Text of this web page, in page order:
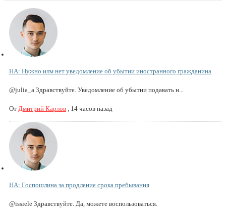
НА: Нужно илм нет уведомление об убытии иностранного гражданина
@julia_a Здравствуйте. Уведомление об убытии подавать н...
От Дмитрий Карлов 14 часов назад
НА: Госпошлина за продление срока пребывания
@issiele Здравствуйте. Да, можете воспользоваться.